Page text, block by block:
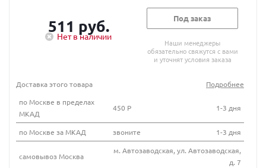
511 руб.
Нет в наличии
Под заказ
Наши менеджеры
обязательно свяжутся с вами
и уточнят условия заказа
Доставка этого товара
Подробнее
по Москве в пределах
МКАД
450 Р 1-3 дня
по Москве за МКАД звоните 1-3 дня
самовывоз Москва
м. Автозаводская, ул. Автозаводская,
д. 7